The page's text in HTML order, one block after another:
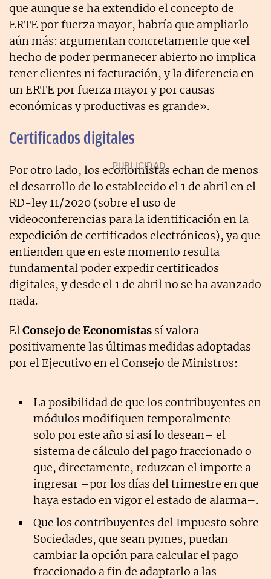
que aunque se ha extendido el concepto de
ERTE por fuerza mayor, habría que ampliarlo
aún más: argumentan concretamente que «el
hecho de poder permanecer abierto no implica
tener clientes ni facturación, y la diferencia en
un ERTE por fuerza mayor y por causas
económicas y productivas es grande».
Certificados digitales
Por otro lado, los economistas echan de menos
el desarrollo de lo establecido el 1 de abril en el
RD-ley 11/2020 (sobre el uso de
videoconferencias para la identificación en la
expedición de certificados electrónicos), ya que
entienden que en este momento resulta
fundamental poder expedir certificados
digitales, y desde el 1 de abril no se ha avanzado
nada.
ElConsejo de Economistas sí valora
positivamente las últimas medidas adoptadas
por el Ejecutivo en el Consejo de Ministros:
La posibilidad de que los contribuyentes en
módulos modifiquen temporalmente –
solo por este año si así lo desean– el
sistema de cálculo del pago fraccionado o
que, directamente, reduzcan el importe a
ingresar –por los días del trimestre en que
haya estado en vigor el estado de alarma–.
Que los contribuyentes del Impuesto sobre
Sociedades, que sean pymes, puedan
cambiar la opción para calcular el pago
fraccionado a fin de adaptarlo a las